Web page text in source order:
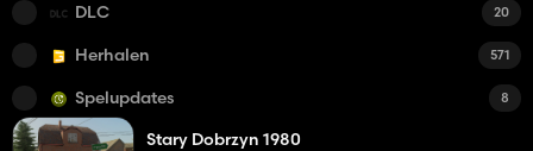
DLC 20
Herhalen 571
Spelupdates 8
Stary Dobrzyn 1980